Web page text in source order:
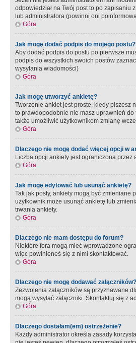
odpowiedział na Twój post to po zapisaniu
lub administratora (powinni oni
Góra
Jak mogę dodać podpis do mojego postu?
Aby dodać podpis do postu po pierwsze
podpis do wszystkich swoich postów
wysyłania wiadomości)
Góra
Jak mogę utworzyć ankietę?
Tworzenie ankiet jest proste, kiedy piszesz
to prawdopodobnie nie masz uprawnień
także umożliwić użytkownikom zmianę
Góra
Dlaczego nie mogę dodać więcej opcji w
Liczba opcji ankiety jest ograniczona przez
Góra
Jak mogę edytować lub usunąć ankietę?
Tak jak posty, ankiety mogą być zmieniane
użytkownik może usunąć ankietę lub
trwania ankiety.
Góra
Dlaczego nie mam dostępu do forum?
Niektóre fora mogą mieć wprowadzone
więc powinieneś się z nimi skontaktować.
Góra
Dlaczego nie mogę dodawać załączników?
Zezwolenia załączników są przyznawane
mogą wysyłać załączniki. Skontaktuj się z
Góra
Dlaczego dostałam(em) ostrzeżenie?
Każdy administrator określa zasady